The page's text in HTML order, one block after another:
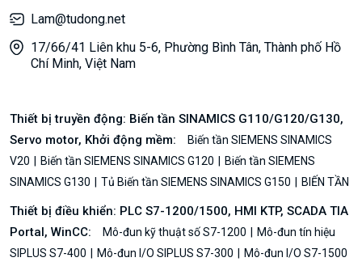
Lam@tudong.net
17/66/41 Liên khu 5-6, Phường Bình Tân, Thành phố Hồ
Chí Minh, Việt Nam
Thiết bị truyền động: Biến tần SINAMICS G110/G120/G130,
Servo motor, Khởi động mềm:
Biến tần SIEMENS SINAMICS
V20
Biến tần SIEMENS SINAMICS G120
Biến tần SIEMENS
SINAMICS G130
Tủ Biến tần SIEMENS SINAMICS G150 BIẾN TẦN
Thiết bị điều khiển: PLC S7-1200/1500, HMI KTP, SCADA TIA
Portal, WinCC:
Mô-đun kỹ thuật số S7-1200
Mô-đun tín hiệu
SIPLUS S7-400
Mô-đun I/O SIPLUS S7-300
Mô-đun I/O S7-1500